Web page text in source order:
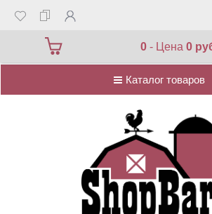
0 - Цена0
Каталог товаров
Каталог товаров